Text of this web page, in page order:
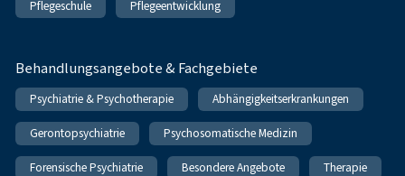
Pflegeschule Pflegeentwicklung
Behandlungsangebote & Fachgebiete
Psychiatrie & Psychotherapie Abhängigkeitserkrankungen
Gerontopsychiatrie Psychosomatische Medizin
Forensische Psychiatrie Besondere Angebote Therapie